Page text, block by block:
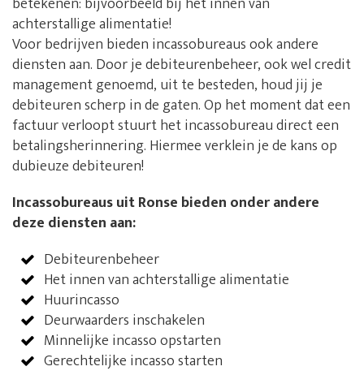
achterstallige alimentatie!
Voor bedrijven bieden incassobureaus ook andere
diensten aan. Door je debiteurenbeheer, ook wel credit
management genoemd, uit te besteden, houd jij je
debiteuren scherp in de gaten. Op het moment dat een
factuur verloopt stuurt het incassobureau direct een
betalingsherinnering. Hiermee verklein je de kans op
dubieuze debiteuren!
Incassobureaus uit Ronse bieden onder andere
deze diensten aan:
Debiteurenbeheer
Het innen van achterstallige alimentatie
Huurincasso
Deurwaarders inschakelen
Minnelijke incasso opstarten
Gerechtelijke incasso starten